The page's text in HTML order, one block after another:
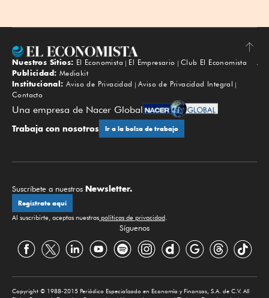
Subir
Nuestros Sitios: El Economista El Empresario
Club El Economista
Publicidad: Mediakit
Institucional: Aviso de Privacidad
Aviso de Privacidad Integral
Contacto
Una empresa de Nacer Global
Trabaja con nosotros Ir a la bolsa de trabajo
Suscríbete a nuestros Newsletter.
Regístrate aquí
Al suscribirte, aceptas nuestras políticas de privacidad
Síguenos
Copyright © 1988-2015 Periódico Especializado en Economía y Finanzas, S.A. de C.V. All